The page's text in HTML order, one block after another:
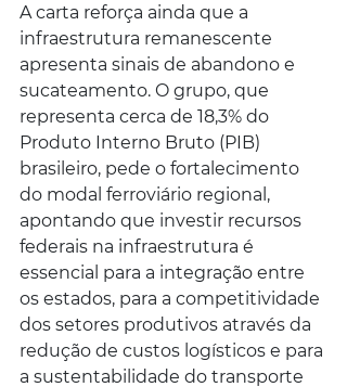
A carta reforça ainda que a
infraestrutura remanescente
apresenta sinais de abandono e
sucateamento. O grupo, que
representa cerca de 18,3% do
Produto Interno Bruto (PIB)
brasileiro, pede o fortalecimento
do modal ferroviário regional,
apontando que investir recursos
federais na infraestrutura é
essencial para a integração entre
os estados, para a competitividade
dos setores produtivos através da
redução de custos logísticos e para
a sustentabilidade do transporte